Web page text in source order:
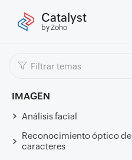
Catalyst
by Zoho
IMAGEN
Análisis facial
Reconocimiento óptico de
caracteres